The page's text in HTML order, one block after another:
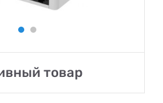
товар